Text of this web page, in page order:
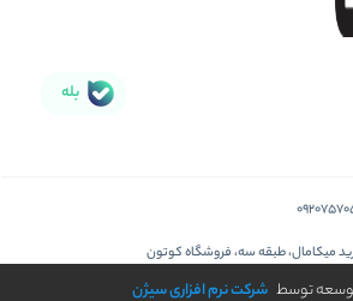
بله
میکامال، طبقه سه، فروشگاه کوتون
توسط شرکت نرم افزاری سیژن